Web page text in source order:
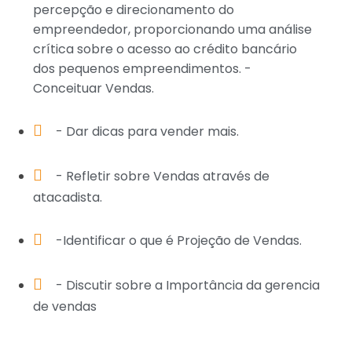
percepção e direcionamento do
empreendedor, proporcionando uma análise
crítica sobre o acesso ao crédito bancário
dos pequenos empreendimentos. -
Conceituar Vendas.
- Dar dicas para vender mais.
- Refletir sobre Vendas através de
atacadista.
-Identificar o que é Projeção de Vendas.
- Discutir sobre a Importância da gerencia
de vendas